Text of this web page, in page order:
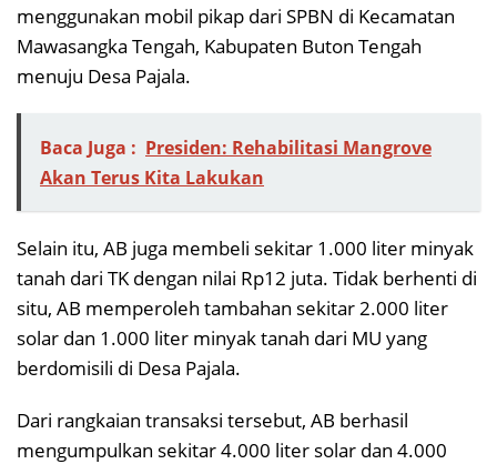
menggunakan mobil pikap dari SPBN di Kecamatan
Mawasangka Tengah, Kabupaten Buton Tengah
menuju Desa Pajala.
Baca Juga : Presiden: Rehabilitasi Mangrove
Akan Terus Kita Lakukan
Selain itu, AB juga membeli sekitar 1.000 liter minyak
tanah dari TK dengan nilai Rp12 juta. Tidak berhenti di
situ, AB memperoleh tambahan sekitar 2.000 liter
solar dan 1.000 liter minyak tanah dari MU yang
berdomisili di Desa Pajala.
Dari rangkaian transaksi tersebut, AB berhasil
mengumpulkan sekitar 4.000 liter solar dan 4.000